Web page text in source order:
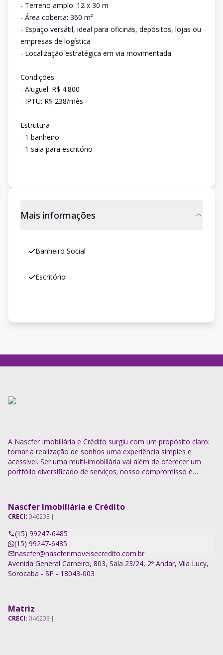
- Terreno amplo: 12 x 30 m
- Área coberta: 360 m²
- Espaço versátil, ideal para oficinas, depósitos, lojas ou
empresas de logística
- Localização estratégica em via movimentada
Condições
- Aluguel: R$ 4.800
- IPTU: R$ 238/mês
Estrutura
- 1 banheiro
- 1 sala para escritório
Mais informações
Banheiro Social
Escritório
A Nascfer Imobiliária e Crédito surgiu com um propósito claro:
tornar a realização de sonhos uma experiência simples e
acessível. Ser uma multi-imobiliária vai além de oferecer um
portfólio diversificado de serviços; nosso compromisso é
Nascfer Imobiliária e Crédito
CRECI: 046203-J
(15) 99247-6485
(15) 99247-6485
nascfer@nascferimoveisecredito.com.br
Avenida General Carneiro, 803, Sala 23/24, 2º Andar, Vila Lucy,
Sorocaba - SP - 18043-003
Matriz
CRECI: 046203-J